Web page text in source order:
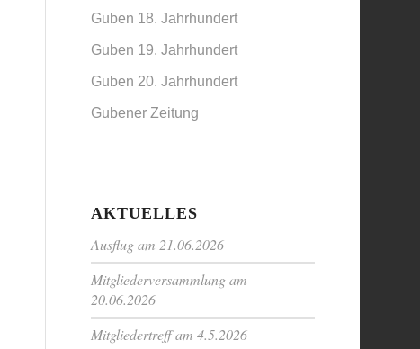
Guben 18. Jahrhundert
Guben 19. Jahrhundert
Guben 20. Jahrhundert
Gubener Zeitung
AKTUELLES
Ausflug am 21.06.2026
Mitgliederversammlung am
20.06.2026
Mitgliedertreff am 4.5.2026